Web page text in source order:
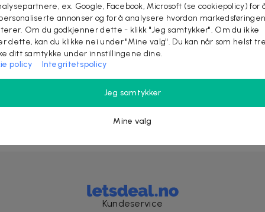
Få eksklusive rabatter, tjuvstart på store kampanjer
og opptil 10% rabatt på ditt neste kjøp
Bli med!
Kundeservice
ex. Google, Facebook, Microsoft (se cookiepolicy) for
annonser og for å analysere hvordan markedsføringen
Om du godkjenner dette - klikk "Jeg samtykker". Om du ikke
dette, kan du klikke nei under "Mine valg". Du kan når som helst
ditt samtykke under innstillingene dine.
policy
Integritetspolicy
Jeg samtykker
Mine valg